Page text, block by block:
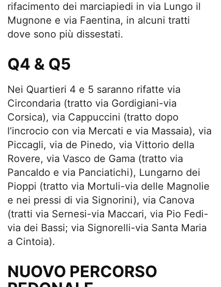
rifacimento dei marciapiedi in via Lungo il
Mugnone e via Faentina, in alcuni tratti
dove sono più dissestati.
Q4 & Q5
Nei Quartieri 4 e 5 saranno rifatte via
Circondaria (tratto via Gordigiani-via
Corsica), via Cappuccini (tratto dopo
l’incrocio con via Mercati e via Massaia), via
Piccagli, via de Pinedo, via Vittorio della
Rovere, via Vasco de Gama (tratto via
Pancaldo e via Panciatichi), Lungarno dei
Pioppi (tratto via Mortuli-via delle Magnolie
e nei pressi di via Signorini), via Canova
(tratti via Sernesi-via Maccari, via Pio Fedi-
via dei Bassi; via Signorelli-via Santa Maria
a Cintoia).
NUOVO PERCORSO